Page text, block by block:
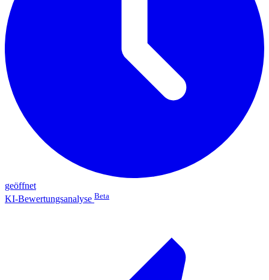
geöffnet
KI-Bewertungsanalyse Beta